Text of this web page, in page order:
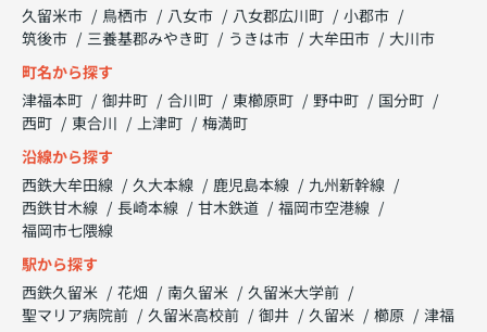
久留米市
鳥栖市 八女市 八女郡広川町
小郡市
筑後市
三養基郡みやき町 うきは市 大牟田市
大川市
町名から探す
津福本町
御井町 合川町 東櫛原町 野中町
国分町
西町
東合川 上津町
梅満町
沿線から探す
西鉄大牟田線
久大本線 鹿児島本線
九州新幹線
西鉄甘木線
長崎本線 甘木鉄道
福岡市空港線
福岡市七隈線
駅から探す
西鉄久留米
花畑 南久留米
久留米大学前
聖マリア病院前
久留米高校前 御井 久留米 櫛原 津福